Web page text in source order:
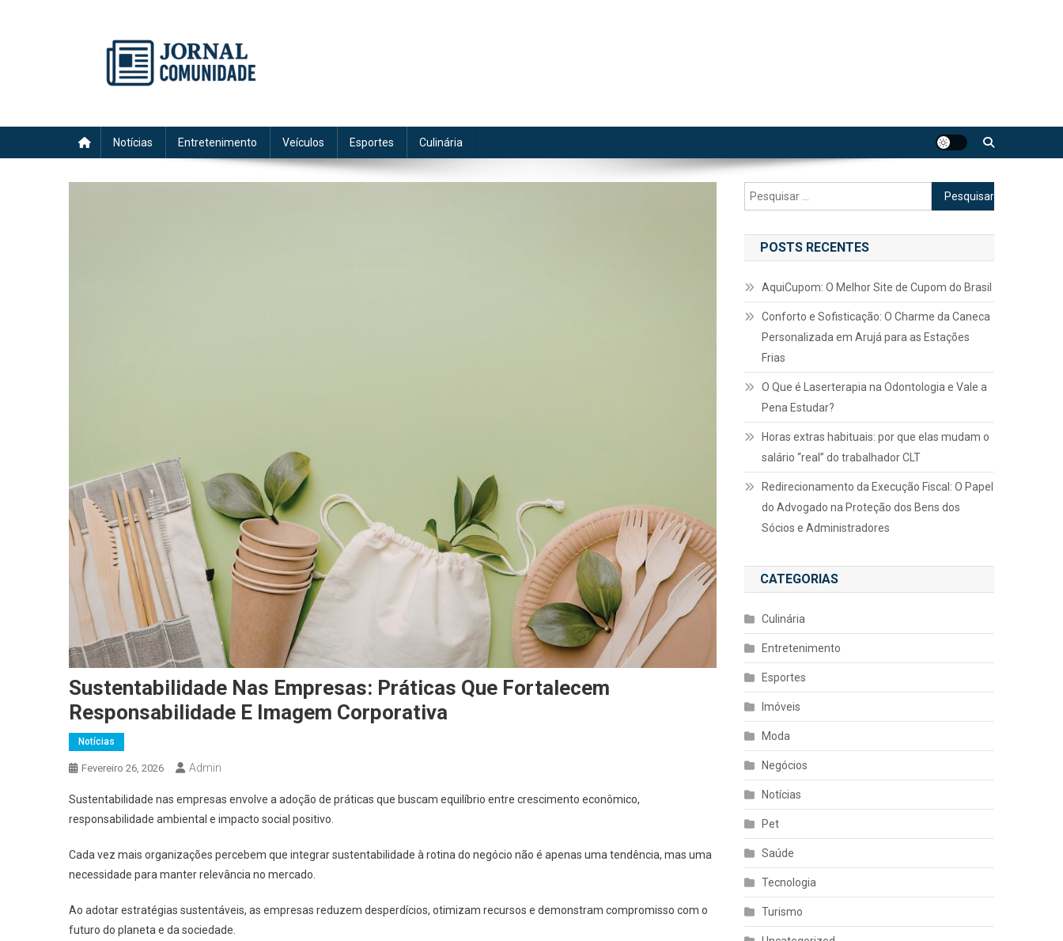
Notícias Entretenimento Veículos Esportes Culinária
Sustentabilidade Nas Empresas: Práticas Que Fortalecem
Responsabilidade E Imagem Corporativa
Notícias
Fevereiro 26, 2026 Admin
Sustentabilidade nas empresas envolve a adoção de práticas que buscam equilíbrio entre crescimento econômico,
responsabilidade ambiental e impacto social positivo.
Cada vez mais organizações percebem que integrar sustentabilidade à rotina do negócio não é apenas uma tendência, mas uma
necessidade para manter relevância no mercado.
Ao adotar estratégias sustentáveis, as empresas reduzem desperdícios, otimizam recursos e demonstram compromisso com o
futuro do planeta e da sociedade.
Pesquisar
por:
POSTS RECENTES
AquiCupom: O Melhor Site de Cupom do Brasil
Conforto e Sofisticação: O Charme da Caneca
Personalizada em Arujá para as Estações
Frias
O Que é Laserterapia na Odontologia e Vale a
Pena Estudar?
Horas extras habituais: por que elas mudam o
salário “real” do trabalhador CLT
Redirecionamento da Execução Fiscal: O Papel
do Advogado na Proteção dos Bens dos
Sócios e Administradores
CATEGORIAS
Culinária
Entretenimento
Esportes
Imóveis
Moda
Negócios
Notícias
Pet
Saúde
Tecnologia
Turismo